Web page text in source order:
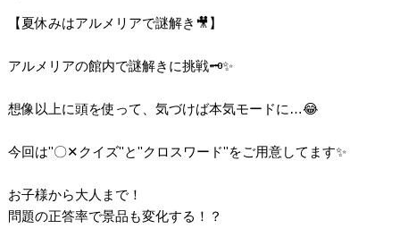
【夏休みはアルメリアで謎解き🎥】
アルメリアの館内で謎解きに挑戦🗝️✨
想像以上に頭を使って、気づけば本気モードに…😂
今回は''〇‪✕‬‪‪クイズ''と''クロスワード''をご用意してます✨️
お子様から大人まで！
問題の正答率で景品も変化する！？